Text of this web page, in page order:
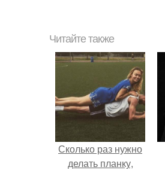
Читайте также
Сколько раз нужно
делать планку,